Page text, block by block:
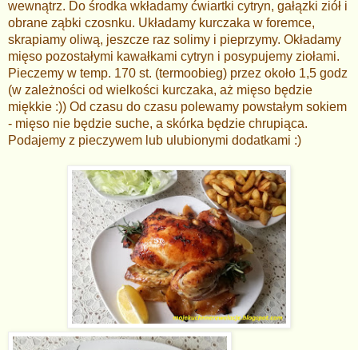
wewnątrz. Do środka wkładamy ćwiartki cytryn, gałązki ziół i
obrane ząbki czosnku. Układamy kurczaka w foremce,
skrapiamy oliwą, jeszcze raz solimy i pieprzymy. Okładamy
mięso pozostałymi kawałkami cytryn i posypujemy ziołami.
Pieczemy w temp. 170 st. (termoobieg) przez około 1,5 godz
(w zależności od wielkości kurczaka, aż mięso będzie
miękkie :)) Od czasu do czasu polewamy powstałym sokiem
- mięso nie będzie suche, a skórka będzie chrupiąca.
Podajemy z pieczywem lub ulubionymi dodatkami :)